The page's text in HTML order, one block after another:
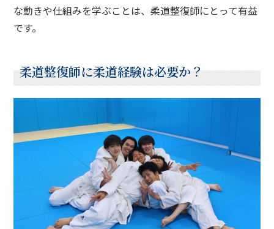
な動きや仕組みを学ぶことは、柔道整復師にとって有益
です。
柔道整復師に柔道経験は必要か？